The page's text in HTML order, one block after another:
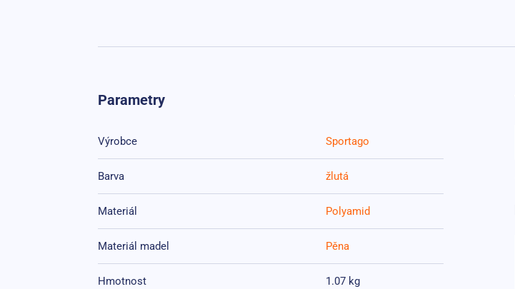
Parametry
Výrobce Sportago
Barva žlutá
Materiál Polyamid
Materiál madel Pěna
Hmotnost 1.07 kg